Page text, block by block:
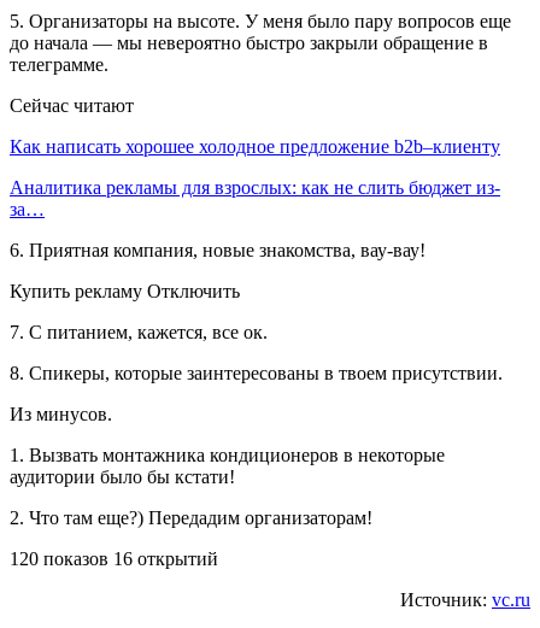
5. Организаторы на высоте. У меня было пару вопросов еще
до начала — мы невероятно быстро закрыли обращение в
телеграмме.
Сейчас читают
Как написать хорошее холодное предложение b2b–клиенту
Аналитика рекламы для взрослых: как не слить бюджет из-
за…
6. Приятная компания, новые знакомства, вау-вау!
Купить рекламу Отключить
7. С питанием, кажется, все ок.
8. Спикеры, которые заинтересованы в твоем присутствии.
Из минусов.
1. Вызвать монтажника кондиционеров в некоторые
аудитории было бы кстати!
2. Что там еще?) Передадим организаторам!
120 показов 16 открытий
Источник: vc.ru